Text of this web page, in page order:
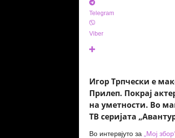
Telegram
Viber
Игор Трпчески е
Прилеп. Покрај
на уметности. Во
ТВ серијата
Во интервјуто за „Мој